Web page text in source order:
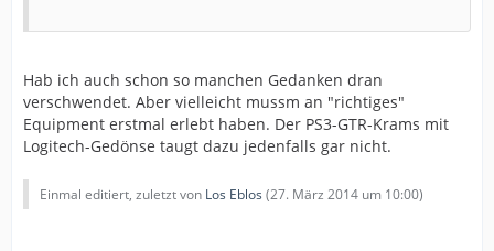
Hab ich auch schon so manchen Gedanken dran
verschwendet. Aber vielleicht mussm an "richtiges"
Equipment erstmal erlebt haben. Der PS3-GTR-Krams mit
Logitech-Gedönse taugt dazu jedenfalls gar nicht.
Einmal editiert, zuletzt von Los Eblos (27. März 2014 um 10:00)